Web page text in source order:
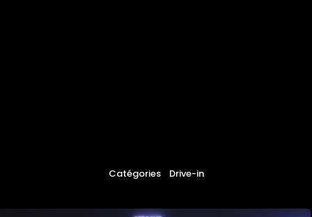
Catégories Drive-in